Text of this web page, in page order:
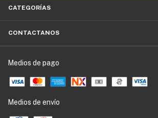
CATEGORÍAS
CONTACTANOS
Medios de pago
Medios de envío